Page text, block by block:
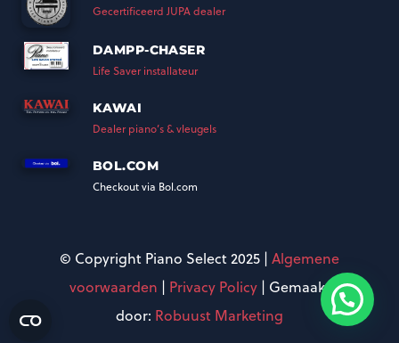
Gecertificeerd JUPA dealer
DAMPP-CHASER
Life Saver installateur
KAWAI
Dealer piano’s & vleugels
BOL.COM
Checkout via Bol.com
© Copyright Piano Select 2025 | Algemene
voorwaarden | Privacy Policy| Gemaakt
door: Robuust Marketing